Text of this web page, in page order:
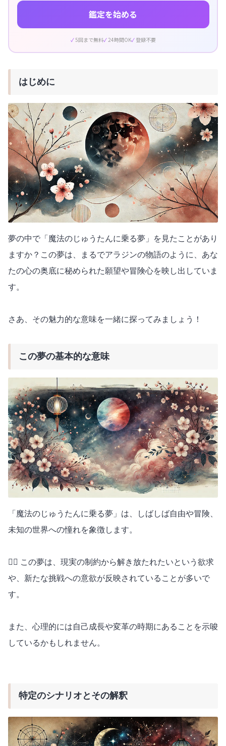
鑑定を始める
5回まで無料 24時間OK 登録不要
はじめに
夢の中で「魔法のじゅうたんに乗る夢」を見たことがあり
ますか？この夢は、まるでアラジンの物語のように、あな
たの心の奥底に秘められた願望や冒険心を映し出していま
す。
さあ、その魅力的な意味を一緒に探ってみましょう！
この夢の基本的な意味
「魔法のじゅうたんに乗る夢」は、しばしば自由や冒険、
未知の世界への憧れを象徴します。
🧞‍♂️ この夢は、現実の制約から解き放たれたいという欲求
や、新たな挑戦への意欲が反映されていることが多いで
す。
また、心理的には自己成長や変革の時期にあることを示唆
しているかもしれません。
特定のシナリオとその解釈